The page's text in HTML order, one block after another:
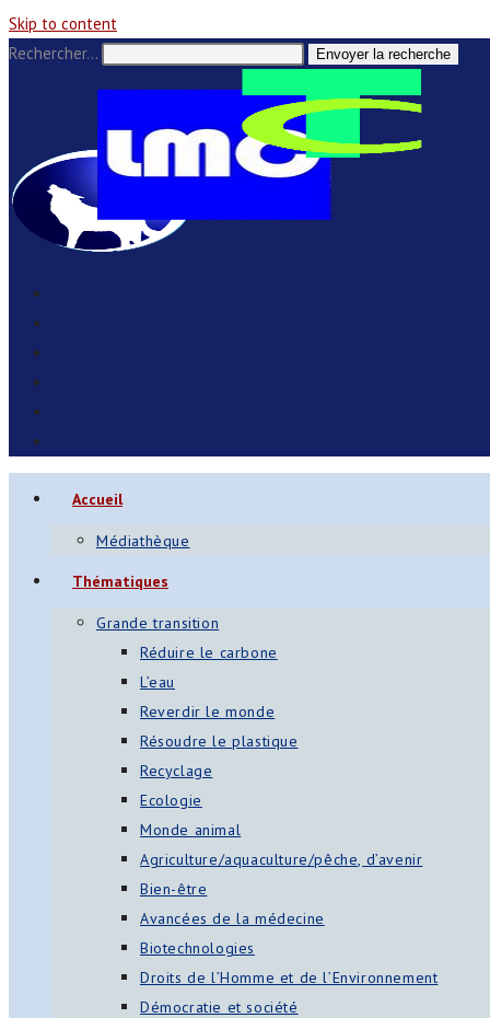
Skip to content
Rechercher…
Envoyer la recherche
Accueil
Médiathèque
Thématiques
Grande transition
Réduire le carbone
L’eau
Reverdir le monde
Résoudre le plastique
Recyclage
Ecologie
Monde animal
Agriculture/aquaculture/pêche, d’avenir
Bien-être
Avancées de la médecine
Biotechnologies
Droits de l’Homme et de l’Environnement
Démocratie et société